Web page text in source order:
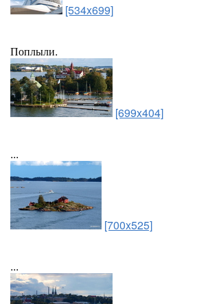
[534x699]
Поплыли.
[699x404]
...
[700x525]
...